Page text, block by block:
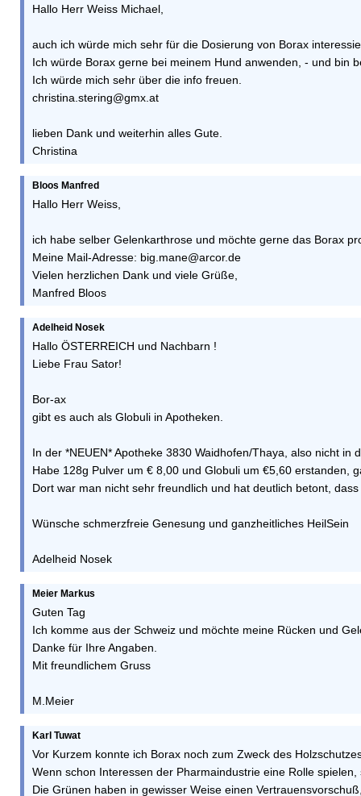
Hallo Herr Weiss Michael,
auch ich würde mich sehr für die Dosierung von Borax
Ich würde Borax gerne bei meinem Hund anwenden, - und bin
Ich würde mich sehr über die info freuen.
christina.stering@gmx.at
lieben Dank und weiterhin alles Gute.
Christina
Bloos Manfred
Hallo Herr Weiss,
ich habe selber Gelenkarthrose und möchte gerne das Borax
Meine Mail-Adresse: big.mane@arcor.de
Vielen herzlichen Dank und viele Grüße,
Manfred Bloos
Adelheid Nosek
Hallo ÖSTERREICH und Nachbarn !
Liebe Frau Sator!
Bor-ax
gibt es auch als Globuli in Apotheken.
In der *NEUEN* Apotheke 3830 Waidhofen/Thaya, also nicht
Habe 128g Pulver um € 8,00 und Globuli um €5,60 erstanden,
Dort war man nicht sehr freundlich und hat deutlich betont,
Wünsche schmerzfreie Genesung und ganzheitliches HeilSein
Adelheid Nosek
Meier Markus
Guten Tag
Ich komme aus der Schweiz und möchte meine Rücken und
Danke für Ihre Angaben.
Mit freundlichem Gruss
M.Meier
Karl Tuwat
Vor Kurzem konnte ich Borax noch zum Zweck des
Wenn schon Interessen der Pharmaindustrie eine Rolle
Die Grünen haben in gewisser Weise einen